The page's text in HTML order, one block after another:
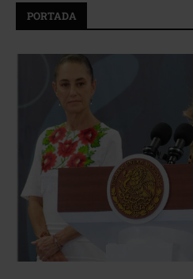
PORTADA